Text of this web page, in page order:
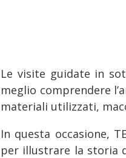
Le visite guidate in
meglio comprendere
materiali utilizzati,
In questa occasione,
per illustrare la storia